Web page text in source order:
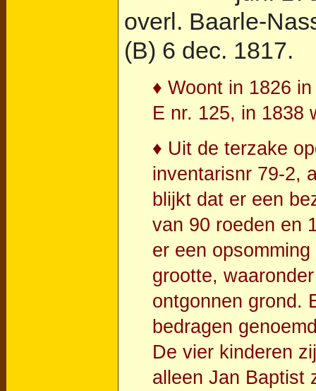
overl. Baarle-
(B) 6 dec. 1817.
♦ Woont in 1826
E nr. 125, in 1838
♦ Uit de terzake
inventarisnr 79-2,
blijkt dat er een
van 90 roeden en
er een
grootte,
ontgonnen grond.
bedragen
De vier kinderen
alleen Jan Baptist